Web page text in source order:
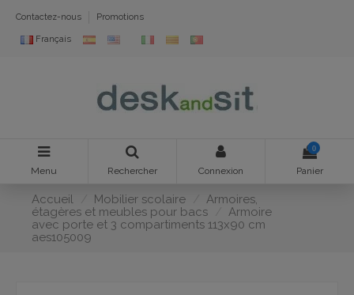
Contactez-nous Promotions
Français
Menu Rechercher Connexion
0
Panier
Accueil Mobilier scolaire
Armoires,
étagères et meubles pour bacs
Armoire
avec porte et 3 compartiments 113x90 cm
aes105009